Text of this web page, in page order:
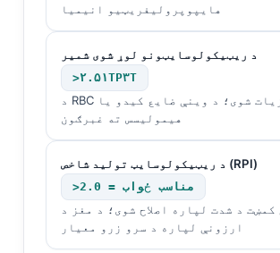
هایپوپرولیفریټیو انیمیا
د ریټیکولوسایټونو لوړ شوی شمیر
>۲.۵۱TP۳T
د RBC تولید زیات شوی؛ د وینې ضایع کیدو یا
هیمولیسس ته غبرګون
د ریټیکولوسایټ تولید شاخص (RPI)
>2.0 = مناسب ځواب
کمښت د شدت لپاره اصلاح شوی؛ د مغز د
ارزونې لپاره د سرو زرو معیار
Afrikaans
Монгол
ພາສາລາວ
Cebuano
ئۇيغۇرچە
Кыргызча
Беларуская мова